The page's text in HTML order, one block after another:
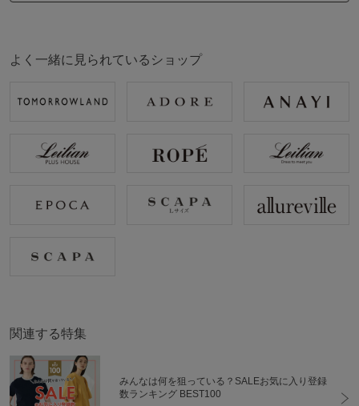
よく一緒に見られているショップ
関連する特集
みんなは何を狙っている？SALEお気に入り登録
数ランキング BEST100